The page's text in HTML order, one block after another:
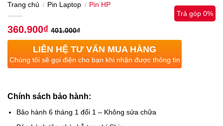
Trang chủ / Pin Laptop / Pin HP
360.900₫ 401.000₫
Trả góp 0%
LIÊN HỆ TƯ VẤN MUA HÀNG
Chúng tôi sẽ gọi điện cho bạn khi nhận được thông tin
Chính sách bảo hành:
Bảo hành 6 tháng 1 đổi 1 – Không sửa chữa